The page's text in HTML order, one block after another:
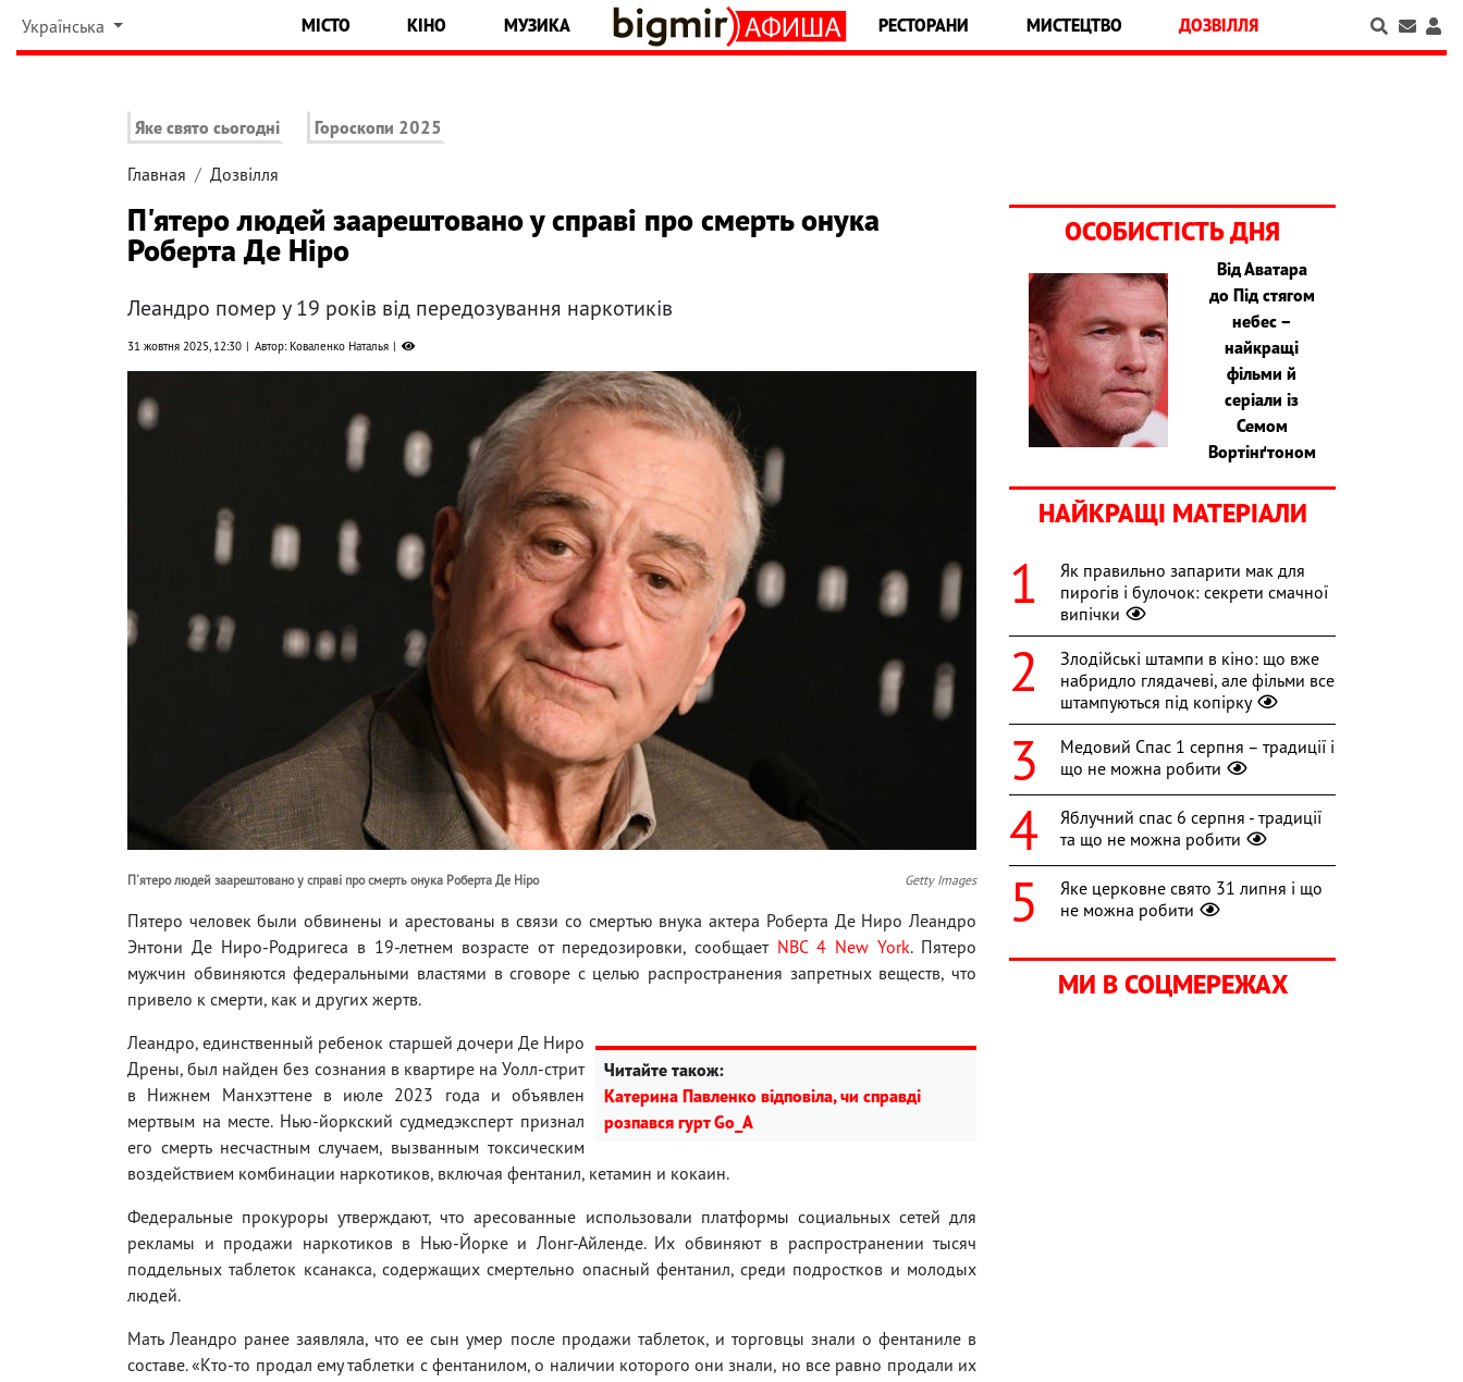
Українська МІСТО КІНО МУЗИКА РЕСТОРАНИ МИСТЕЦТВО ДОЗВІЛЛЯ
Яке свято сьогодні Гороскопи 2025
Главная Дозвілля
П'ятеро людей заарештовано у справі про смерть онука
Роберта Де Ніро
Леандро помер у 19 років від передозування наркотиків
31 жовтня 2025, 12:30 Автор: Коваленко Наталья
П'ятеро людей заарештовано у справі про смерть онука Роберта Де Ніро Getty Images
Пятеро человек были обвинены и арестованы в связи со смертью внука актера Роберта Де Ниро Леандро
Энтони Де Ниро-Родригеса в 19-летнем возрасте от передозировки, сообщает NBC 4 New York. Пятеро
мужчин обвиняются федеральными властями в сговоре с целью распространения запретных веществ, что
привело к смерти, как и других жертв.
Читайте також:
Катерина Павленко відповіла, чи справді
розпався гурт Go_A
Леандро, единственный ребенок старшей дочери Де Ниро
Дрены, был найден без сознания в квартире на Уолл-стрит
в Нижнем Манхэттене в июле 2023 года и объявлен
мертвым на месте. Нью-йоркский судмедэксперт признал
его смерть несчастным случаем, вызванным токсическим
воздействием комбинации наркотиков, включая фентанил, кетамин и кокаин.
Федеральные прокуроры утверждают, что аресованные использовали платформы социальных сетей для
рекламы и продажи наркотиков в Нью-Йорке и Лонг-Айленде. Их обвиняют в распространении тысяч
поддельных таблеток ксанакса, содержащих смертельно опасный фентанил, среди подростков и молодых
людей.
Мать Леандро ранее заявляла, что ее сын умер после продажи таблеток, и торговцы знали о фентаниле в
составе. «Кто-то продал ему таблетки с фентанилом, о наличии которого они знали, но все равно продали их
ОСОБИСТІСТЬ ДНЯ
Від Аватара
до Під стягом
небес –
найкращі
фільми й
серіали із
Семом
Вортінґтоном
НАЙКРАЩІ МАТЕРІАЛИ
Як правильно запарити мак для
пирогів і булочок: секрети смачної
випічки
Злодійські штампи в кіно: що вже
набридло глядачеві, але фільми все
штампуються під копірку
Медовий Спас 1 серпня – традиції і
що не можна робити
Яблучний спас 6 серпня - традиції
та що не можна робити
Яке церковне свято 31 липня і що
не можна робити
МИ В СОЦМЕРЕЖАХ